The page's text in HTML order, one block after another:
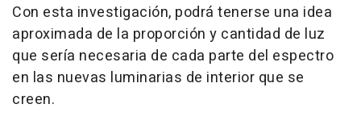
Con esta investigación, podrá tenerse una idea
aproximada de la proporción y cantidad de luz
que sería necesaria de cada parte del espectro
en las nuevas luminarias de interior que se
creen.